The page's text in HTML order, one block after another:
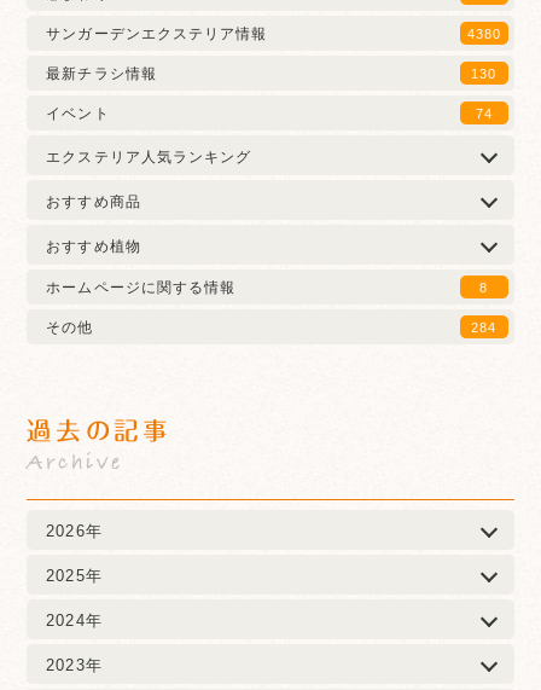
サンガーデンエクステリア情報 4380
最新チラシ情報 130
イベント 74
エクステリア人気ランキング
おすすめ商品
おすすめ植物
ホームページに関する情報
8
その他 284
過去の記事
Archive
2026年
2025年
2024年
2023年